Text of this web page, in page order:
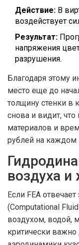
Действие: В
воздействует
Результат:
напряжения
разрушения.
Благодаря этому
место еще до
толщину стенки в
снова и видит,
материалов и
рублей на каждом
воздуха
Если FEA
(Computational
воздухом, водой,
критически важно